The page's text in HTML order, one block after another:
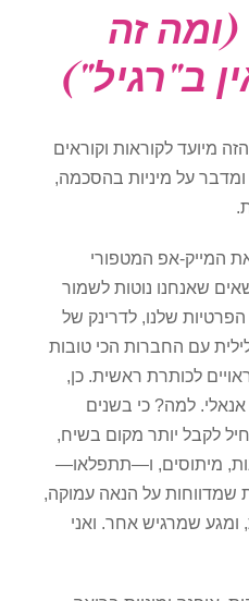
זה
ב"רגיל")
מיועד לקוראות וקוראים
בלבד, ומדבר על מיניות בהסכמה,
המייק-אפ המטפורי
שאנחנו נוטות לשמור
שלנו, לדרינק של
עם החברות הכי טובות
לכותרת ראשית. כן,
למה? כי בשנים
לקבל יותר מקום בשיח,
מיתוסים, ו—תתפלאו—
שמדווחות על הנאה עמוקה,
ומגע שמרגיש אחר. ואני